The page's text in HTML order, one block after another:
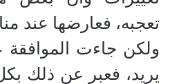
تعجبه، فعارضها عند
ولكن جاءت
يريد، فعبر عن ذلك